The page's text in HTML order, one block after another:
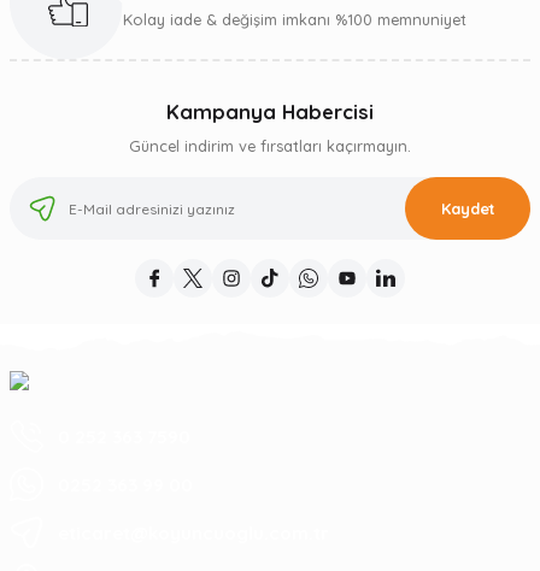
Kolay iade & değişim imkanı %100 memnuniyet
Kampanya Habercisi
Güncel indirim ve fırsatları kaçırmayın.
Kaydet